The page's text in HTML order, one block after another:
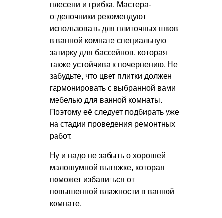
плесени и грибка. Мастера-
отделочники рекомендуют
использовать для плиточных швов
в ванной комнате специальную
затирку для бассейнов, которая
также устойчива к почернению. Не
забудьте, что цвет плитки должен
гармонировать с выбранной вами
мебелью для ванной комнаты.
Поэтому её следует подбирать уже
на стадии проведения ремонтных
работ.
Ну и надо не забыть о хорошей
малошумной вытяжке, которая
поможет избавиться от
повышенной влажности в ванной
комнате.